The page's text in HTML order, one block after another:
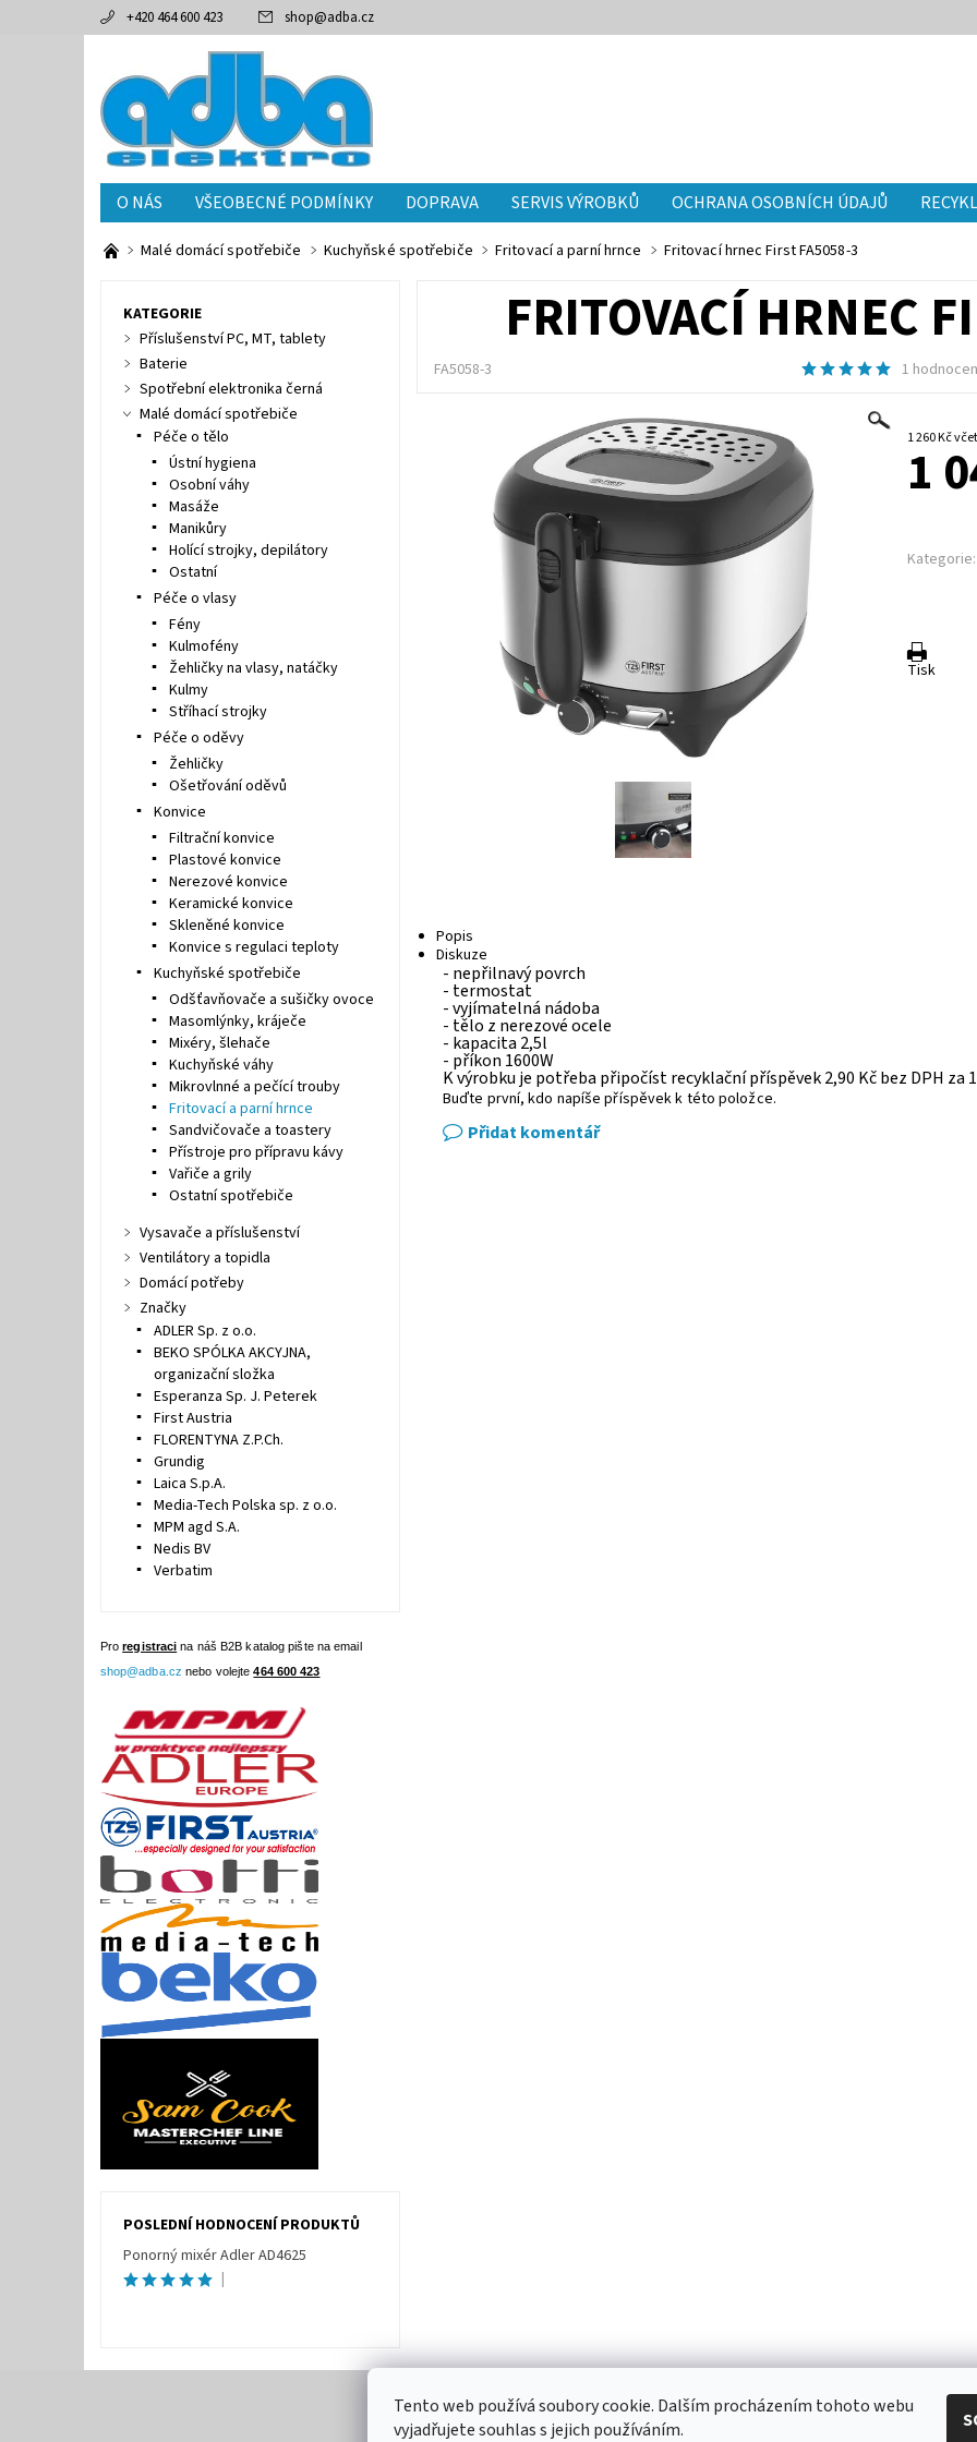
+420 464 600 423 shop@adba.cz
O NÁS VŠEOBECNÉ PODMÍNKY DOPRAVA SERVIS VÝROBKŮ OCHRANA OSOBNÍCH ÚDAJŮ
Malé domácí spotřebiče Kuchyňské spotřebiče Fritovací a parní hrnce Fritovací hrnec First FA5058-3
FRITOVACÍ HRNEC
FA5058-3 1
1 260
1
Kategorie:
Tisk
Popis
Diskuze
- nepřilnavý povrch
- termostat
- vyjímatelná nádoba
- tělo z nerezové ocele
- kapacita 2,5l
- příkon 1600W
K výrobku je potřeba připočíst recyklační příspěvek 2,90 Kč bez DPH za
Buďte první, kdo napíše příspěvek k této položce.
Přidat komentář
KATEGORIE
Příslušenství PC, MT, tablety
Baterie
Spotřební elektronika černá
Malé domácí spotřebiče
Péče o tělo
Ústní hygiena
Osobní váhy
Masáže
Manikůry
Holící strojky, depilátory
Ostatní
Péče o vlasy
Fény
Kulmofény
Žehličky na vlasy, natáčky
Kulmy
Stříhací strojky
Péče o oděvy
Žehličky
Ošetřování oděvů
Konvice
Filtrační konvice
Plastové konvice
Nerezové konvice
Keramické konvice
Skleněné konvice
Konvice s regulaci teploty
Kuchyňské spotřebiče
Odšťavňovače a sušičky ovoce
Masomlýnky, kráječe
Mixéry, šlehače
Kuchyňské váhy
Mikrovlnné a pečící trouby
Fritovací a parní hrnce
Sandvičovače a toastery
Přístroje pro přípravu kávy
Vařiče a grily
Ostatní spotřebiče
Vysavače a příslušenství
Ventilátory a topidla
Domácí potřeby
Značky
ADLER Sp. z o.o.
BEKO SPÓLKA AKCYJNA,
organizační složka
Esperanza Sp. J. Peterek
First Austria
FLORENTYNA Z.P.Ch.
Grundig
Laica S.p.A.
Media-Tech Polska sp. z o.o.
MPM agd S.A.
Nedis BV
Verbatim
Proregistraci na náš B2B katalog pište na email
shop@adba.cz nebo volejte464 600 423
POSLEDNÍ HODNOCENÍ PRODUKTŮ
Ponorný mixér Adler AD4625
|
eshop - elektrodvorak.cz
Tento web používá soubory cookie. Dalším procházením tohoto webu
vyjadřujete souhlas s jejich používáním.